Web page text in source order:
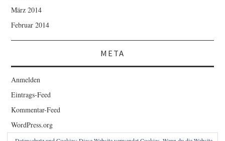
März 2014
Februar 2014
META
Anmelden
Eintrags-Feed
Kommentar-Feed
WordPress.org